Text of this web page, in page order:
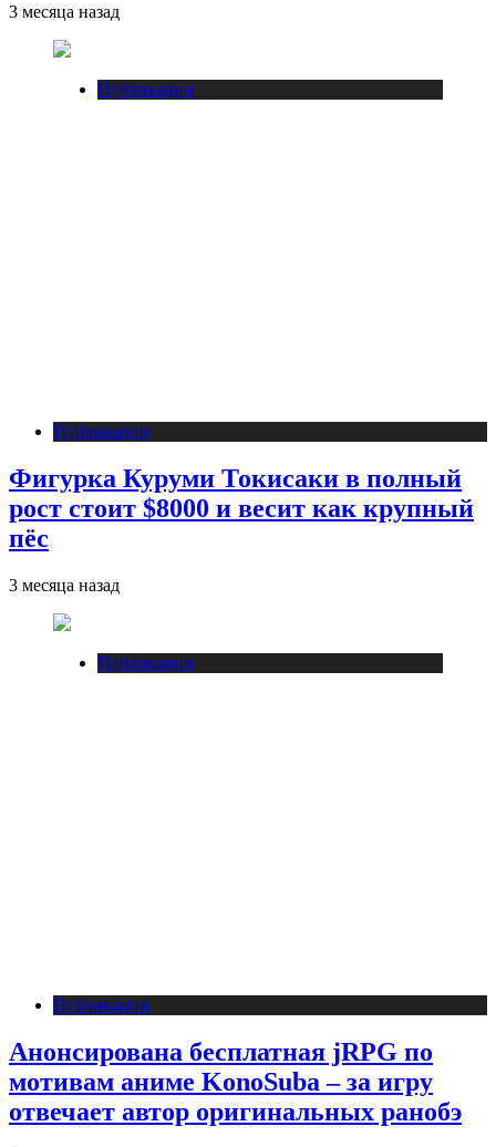
3 месяца назад
Публикации
Публикации
Фигурка Куруми Токисаки в полный
рост стоит $8000 и весит как крупный
пёс
3 месяца назад
Публикации
Публикации
Анонсирована бесплатная jRPG по
мотивам аниме KonoSuba – за игру
отвечает автор оригинальных ранобэ